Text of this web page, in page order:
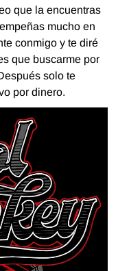
que la encuentras
mucho en
conmigo y te diré
que buscarme por
solo te
por dinero.